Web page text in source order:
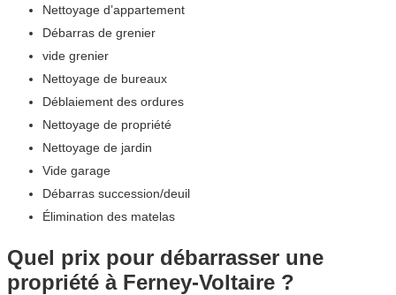
Nettoyage d’appartement
Débarras de grenier
vide grenier
Nettoyage de bureaux
Déblaiement des ordures
Nettoyage de propriété
Nettoyage de jardin
Vide garage
Débarras succession/deuil
Élimination des matelas
Quel prix pour débarrasser une
propriété à Ferney-Voltaire ?